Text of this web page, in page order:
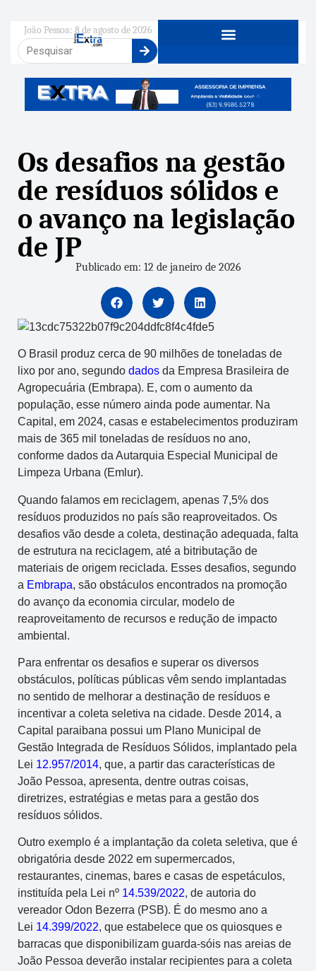
João Pessoa: 8 de agosto de 2026
Os desafios na gestão
de resíduos sólidos e
o avanço na legislação
de JP
Publicado em: 12 de janeiro de 2026
O Brasil produz cerca de 90 milhões de toneladas de
lixo por ano, segundo dados da Empresa Brasileira de
Agropecuária (Embrapa). E, com o aumento da
população, esse número ainda pode aumentar. Na
Capital, em 2024, casas e estabelecimentos produziram
mais de 365 mil toneladas de resíduos no ano,
conforme dados da Autarquia Especial Municipal de
Limpeza Urbana (Emlur).
Quando falamos em reciclagem, apenas 7,5% dos
resíduos produzidos no país são reaproveitados. Os
desafios vão desde a coleta, destinação adequada, falta
de estrutura na reciclagem, até a bitributação de
materiais de origem reciclada. Esses desafios, segundo
a Embrapa, são obstáculos encontrados na promoção
do avanço da economia circular, modelo de
reaproveitamento de recursos e redução de impacto
ambiental.
Para enfrentar os desafios e superar os diversos
obstáculos, políticas públicas vêm sendo implantadas
no sentido de melhorar a destinação de resíduos e
incentivar a coleta seletiva na cidade. Desde 2014, a
Capital paraibana possui um Plano Municipal de
Gestão Integrada de Resíduos Sólidos, implantado pela
Lei 12.957/2014, que, a partir das características de
João Pessoa, apresenta, dentre outras coisas,
diretrizes, estratégias e metas para a gestão dos
resíduos sólidos.
Outro exemplo é a implantação da coleta seletiva, que é
obrigatória desde 2022 em supermercados,
restaurantes, cinemas, bares e casas de espetáculos,
instituída pela Lei nº 14.539/2022, de autoria do
vereador Odon Bezerra (PSB). É do mesmo ano a
Lei 14.399/2022, que estabelece que os quiosques e
barracas que disponibilizam guarda-sóis nas areias de
João Pessoa deverão instalar recipientes para a coleta